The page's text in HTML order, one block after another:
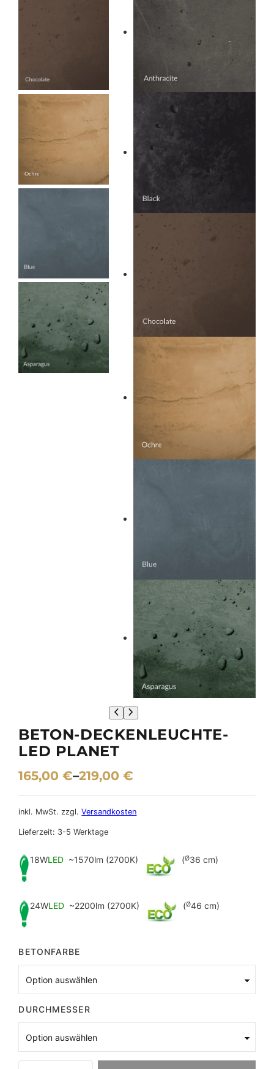
BETON-DECKENLEUCHTE-
LED PLANET
165,00€–219,00€
inkl. MwSt. zzgl.Versandkosten
Lieferzeit: 3-5 Werktage
18WLED ~1570lm (2700K) (Ø36 cm)
24WLED ~2200lm (2700K) (Ø46 cm)
BETONFARBE
DURCHMESSER